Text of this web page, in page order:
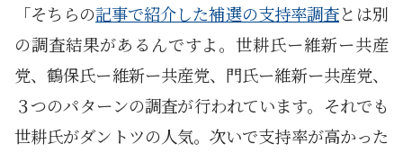
「そちらの記事で紹介した補選の支持率調査とは別
の調査結果があるんですよ。世耕氏ー維新ー共産
党、鶴保氏ー維新ー共産党、門氏ー維新ー共産党、
３つのパターンの調査が行われています。それでも
世耕氏がダントツの人気。次いで支持率が高かった